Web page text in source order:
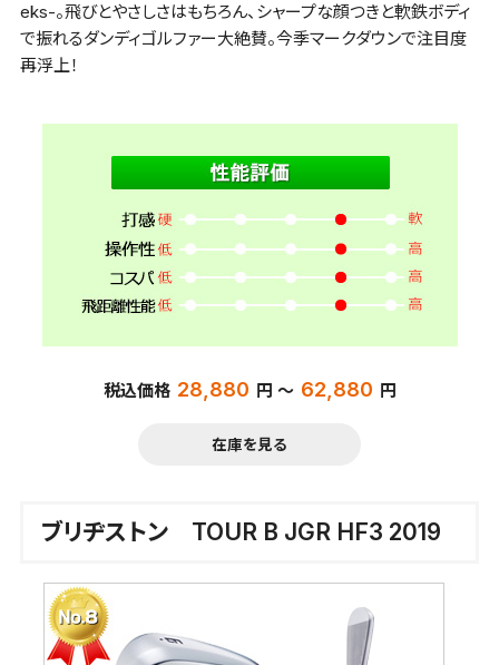
eks-。飛びとやさしさはもちろん、シャープな顔つきと軟鉄ボディ
で振れるダンディゴルファー大絶賛。今季マークダウンで注目度
再浮上！
税込価格 28,880 円 ～ 62,880 円
在庫を見る
ブリヂストン TOUR B JGR HF3 2019